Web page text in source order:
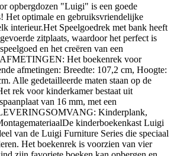
opbergdozen "Luigi" is een goede
Het optimale en gebruiksvriendelijke
interieur.Het Speelgoedrek met bank heeft
zitplaats, waardoor het perfect is
en het creëren van een
Het boekenrek voor
afmetingen: Breedte: 107,2 cm, Hoogte:
Alle gedetailleerde maten staan op de
rek voor kinderkamer bestaat uit
van 16 mm, met een
Kinderplank,
kinderboekenkast Luigi
van de Luigi Furniture Series die speciaal
Het boekenrek is voorzien van vier